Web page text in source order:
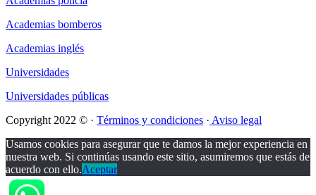
Academias bomberos
Academias inglés
Universidades
Universidades públicas
Copyright 2022 © · Términos y condiciones · Aviso legal
Usamos cookies para asegurar que te damos la mejor experiencia en
nuestra web. Si continúas usando este sitio, asumiremos que estás de
acuerdo con ello.Aceptar